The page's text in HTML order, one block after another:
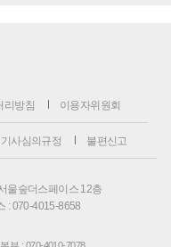
리방침 이용자위원회
기사심의규정 불편신고
울숲더스페이스 12층
: 070-4015-8658